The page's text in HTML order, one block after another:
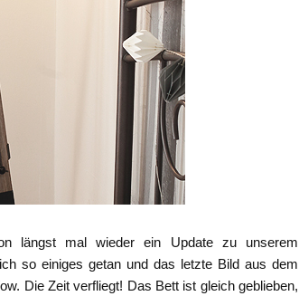
längst mal wieder ein Update zu unserem
so einiges getan und das letzte Bild aus dem
Die Zeit verfliegt! Das Bett ist gleich geblieben,